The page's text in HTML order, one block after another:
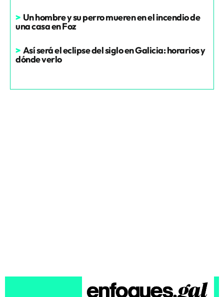
> Un hombre y su perro mueren en el incendio de
una casa en Foz
> Así será el eclipse del siglo en Galicia: horarios y
dónde verlo